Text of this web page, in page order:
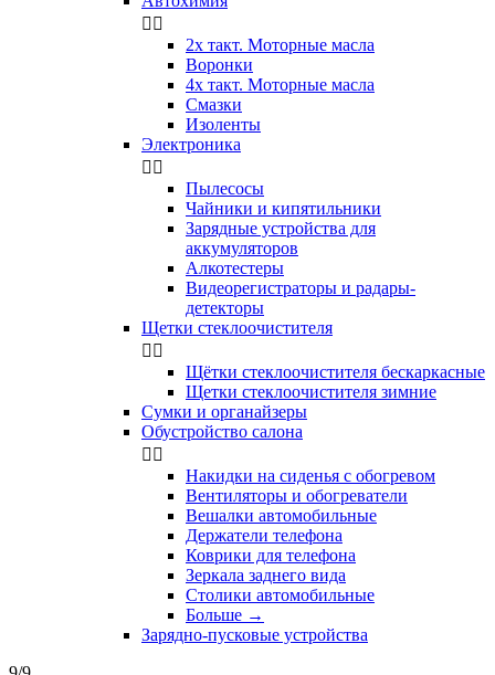
 
2х такт. Моторные масла
Воронки
4х такт. Моторные масла
Смазки
Изоленты
Электроника
 
Пылесосы
Чайники и кипятильники
Зарядные устройства для
аккумуляторов
Алкотестеры
Видеорегистраторы и радары-
детекторы
Щетки стеклоочистителя
 
Щётки стеклоочистителя бескаркасные
Щетки стеклоочистителя зимние
Сумки и органайзеры
Обустройство салона
 
Накидки на сиденья с обогревом
Вентиляторы и обогреватели
Вешалки автомобильные
Держатели телефона
Коврики для телефона
Зеркала заднего вида
Столики автомобильные
Больше →
Зарядно-пусковые устройства